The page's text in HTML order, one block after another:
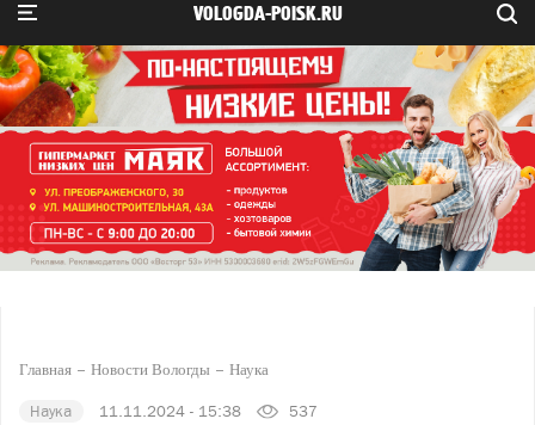
VOLOGDA-POISK.RU
Главная Новости Вологды Наука
Наука 11.11.2024 - 15:38 537